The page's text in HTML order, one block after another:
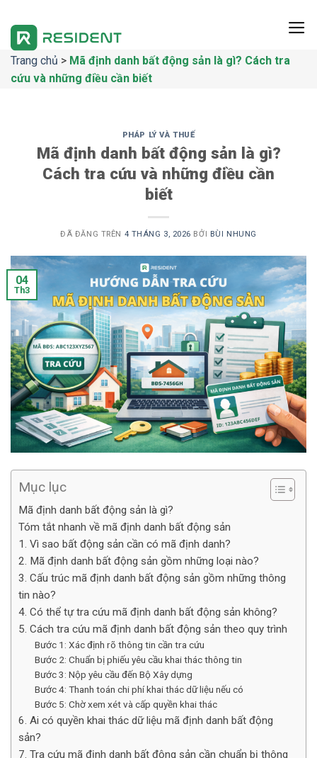
đến
nội
dungTrang chủ > Mã định danh bất động sản là gì? Cách tra
cứu và những điều cần biết
PHÁP LÝ VÀ THUẾ
Mã định danh bất động sản là gì?
Cách tra cứu và những điều cần
biết
ĐÃ ĐĂNG TRÊN 4 THÁNG 3, 2026 BỞI BÙI NHUNG
04
Th3
Mục lục
Mã định danh bất động sản là gì?
Tóm tắt nhanh về mã định danh bất động sản
1. Vì sao bất động sản cần có mã định danh?
2. Mã định danh bất động sản gồm những loại nào?
3. Cấu trúc mã định danh bất động sản gồm những thông
tin nào?
4. Có thể tự tra cứu mã định danh bất động sản không?
5. Cách tra cứu mã định danh bất động sản theo quy trình
Bước 1: Xác định rõ thông tin cần tra cứu
Bước 2: Chuẩn bị phiếu yêu cầu khai thác thông tin
Bước 3: Nộp yêu cầu đến Bộ Xây dựng
Bước 4: Thanh toán chi phí khai thác dữ liệu nếu có
Bước 5: Chờ xem xét và cấp quyền khai thác
6. Ai có quyền khai thác dữ liệu mã định danh bất động
sản?
7. Tra cứu mã định danh bất động sản cần chuẩn bị thông